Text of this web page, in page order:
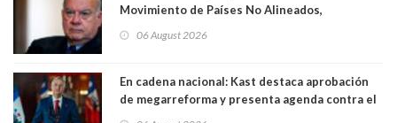
Movimiento de Países No Alineados,
1971. Excanciller Insulza lamentó decisión
06 August 2026
En cadena nacional: Kast destaca aprobación
de megarreforma y presenta agenda contra el